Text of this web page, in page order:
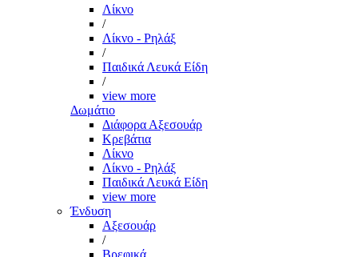
Λίκνο
/
Λίκνο - Ρηλάξ
/
Παιδικά Λευκά Είδη
/
view more
Δωμάτιο
Διάφορα Αξεσουάρ
Κρεβάτια
Λίκνο
Λίκνο - Ρηλάξ
Παιδικά Λευκά Είδη
view more
Ένδυση
Αξεσουάρ
/
Βρεφικά